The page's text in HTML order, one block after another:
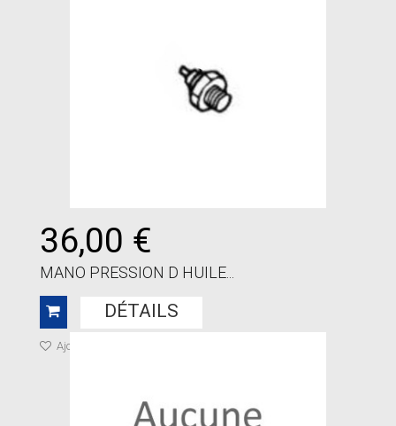
36,00 €
MANO PRESSION D HUILE...
DÉTAILS
Ajouter à ma liste de cadeaux